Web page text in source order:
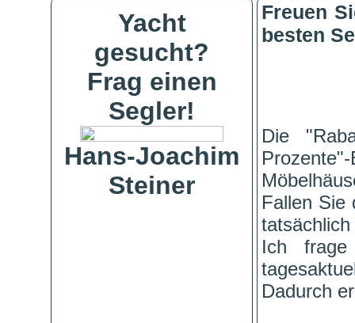
Yacht
gesucht?
Frag einen
Segler!
Hans-Joachim
Steiner
Freuen
besten
Die
Fallen Sie
Ich
Dadurch